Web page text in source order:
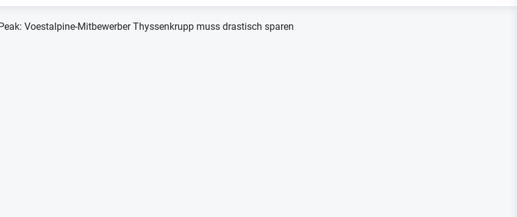
Voestalpine-Mitbewerber Thyssenkrupp muss drastisch sparen